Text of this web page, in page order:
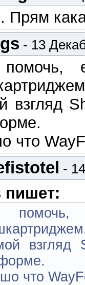
Прям
- 13
взгляд
что
-
пишет:
взгляд
что